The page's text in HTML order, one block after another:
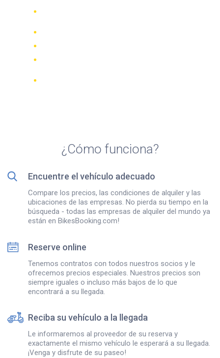
¿Cómo funciona?
Encuentre el vehículo adecuado
Compare los precios, las condiciones de alquiler y las
ubicaciones de las empresas. No pierda su tiempo en la
búsqueda - todas las empresas de alquiler del mundo ya
están en BikesBooking.com!
Reserve online
Tenemos contratos con todos nuestros socios y le
ofrecemos precios especiales. Nuestros precios son
siempre iguales o incluso más bajos de lo que
encontrará a su llegada.
Reciba su vehículo a la llegada
Le informaremos al proveedor de su reserva y
exactamente el mismo vehículo le esperará a su llegada.
¡Venga y disfrute de su paseo!